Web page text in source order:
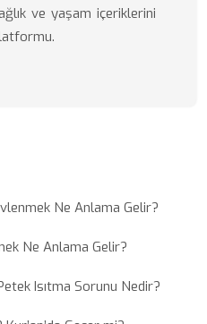
ve yaşam içeriklerini
Ne Anlama Gelir?
Ne Anlama Gelir?
Isıtma Sorunu Nedir?